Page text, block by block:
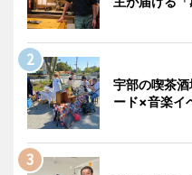
宇部の喫茶
ード×音楽イ